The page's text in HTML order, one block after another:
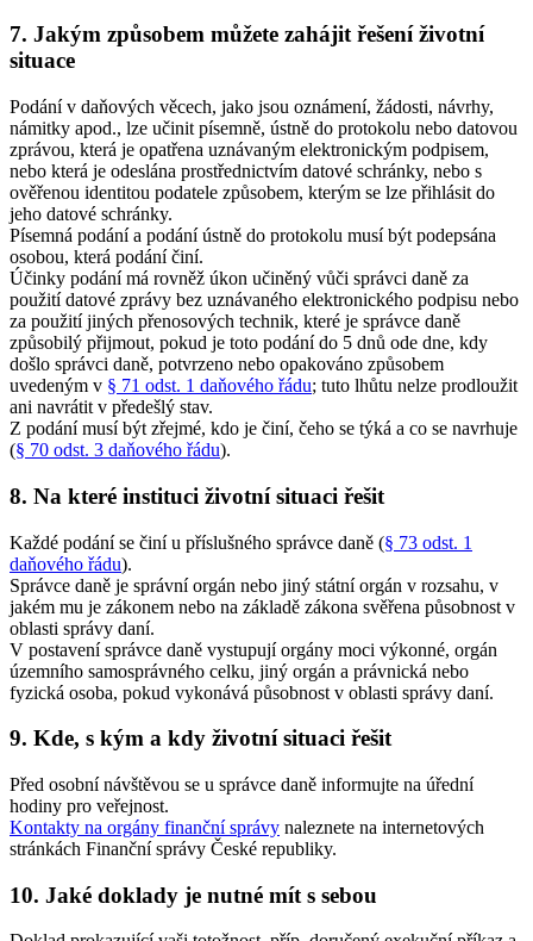
7. Jakým způsobem můžete zahájit řešení životní
situace
Podání v daňových věcech, jako jsou oznámení, žádosti, návrhy,
námitky apod., lze učinit písemně, ústně do protokolu nebo datovou
zprávou, která je opatřena uznávaným elektronickým podpisem,
nebo která je odeslána prostřednictvím datové schránky, nebo s
ověřenou identitou podatele způsobem, kterým se lze přihlásit do
jeho datové schránky.
Písemná podání a podání ústně do protokolu musí být podepsána
osobou, která podání činí.
Účinky podání má rovněž úkon učiněný vůči správci daně za
použití datové zprávy bez uznávaného elektronického podpisu nebo
za použití jiných přenosových technik, které je správce daně
způsobilý přijmout, pokud je toto podání do 5 dnů ode dne, kdy
došlo správci daně, potvrzeno nebo opakováno způsobem
uvedeným v § 71 odst. 1 daňového řádu; tuto lhůtu nelze prodloužit
ani navrátit v předešlý stav.
Z podání musí být zřejmé, kdo je činí, čeho se týká a co se navrhuje
(§ 70 odst. 3 daňového řádu).
8. Na které instituci životní situaci řešit
Každé podání se činí u příslušného správce daně (§ 73 odst. 1
daňového řádu).
Správce daně je správní orgán nebo jiný státní orgán v rozsahu, v
jakém mu je zákonem nebo na základě zákona svěřena působnost v
oblasti správy daní.
V postavení správce daně vystupují orgány moci výkonné, orgán
územního samosprávného celku, jiný orgán a právnická nebo
fyzická osoba, pokud vykonává působnost v oblasti správy daní.
9. Kde, s kým a kdy životní situaci řešit
Před osobní návštěvou se u správce daně informujte na úřední
hodiny pro veřejnost.
Kontakty na orgány finanční správy naleznete na internetových
stránkách Finanční správy České republiky.
10. Jaké doklady je nutné mít s sebou